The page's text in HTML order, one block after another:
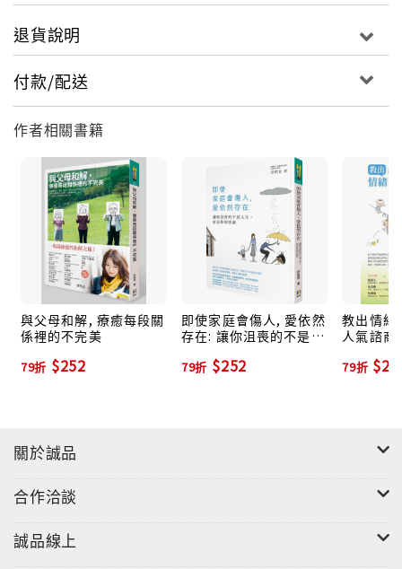
在關係中發生的一切，都是兩人的「共同演出」，
當一段人我關係出現問題，請回頭想想，你和其他人如
何詮釋彼此的內心戲：
◎我與我自己：有時候，並不是「這個人做了什麼」讓
我難受，更有可能是「我自己的難受」讓我難受。有時
己。
◎我與父母：從小，父母通常同時提供我們「興奮開
心」與「責難挫敗」兩種經驗，所以成年後，如果一個
人只是總讓我們感受到「興奮開心」而沒有「責難挫
敗」，這段關係也就顯得不那麼吸引人了。那些讓我們
感到挫敗，卻又被我們喜歡的人，正是幫助我們練習
「在挫折時也能愛自己」的人。
退貨說明
付款/配送
作者相關書籍
與父母和解, 療癒每段關
係裡的不完美
79折 $252
即使家庭會傷人, 愛依然
存在: 讓你沮喪的不是人
79折 $252
教出情緒
人氣諮商
父母探索
79折
關於誠品
合作洽談
誠品線上